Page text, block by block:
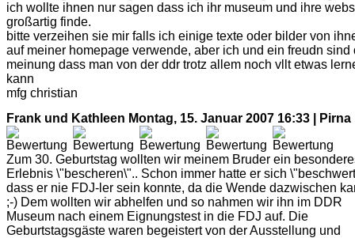
ich wollte ihnen nur sagen dass ich ihr museum und ihre
großartig finde.
bitte verzeihen sie mir falls ich einige texte oder bilder von
auf meiner homepage verwende, aber ich und ein freudn sind
meinung dass man von der ddr trotz allem noch vllt etwas
kann
mfg christian
Frank und Kathleen Montag, 15. Januar 2007 16:33 | Pirna
Zum 30. Geburtstag wollten wir meinem Bruder ein
Erlebnis \"bescheren\".. Schon immer hatte er sich
dass er nie FDJ-ler sein konnte, da die Wende dazwischen
;-) Dem wollten wir abhelfen und so nahmen wir ihn im DDR
Museum nach einem Eignungstest in die FDJ auf. Die
Geburtstagsgäste waren begeistert von der Ausstellung und